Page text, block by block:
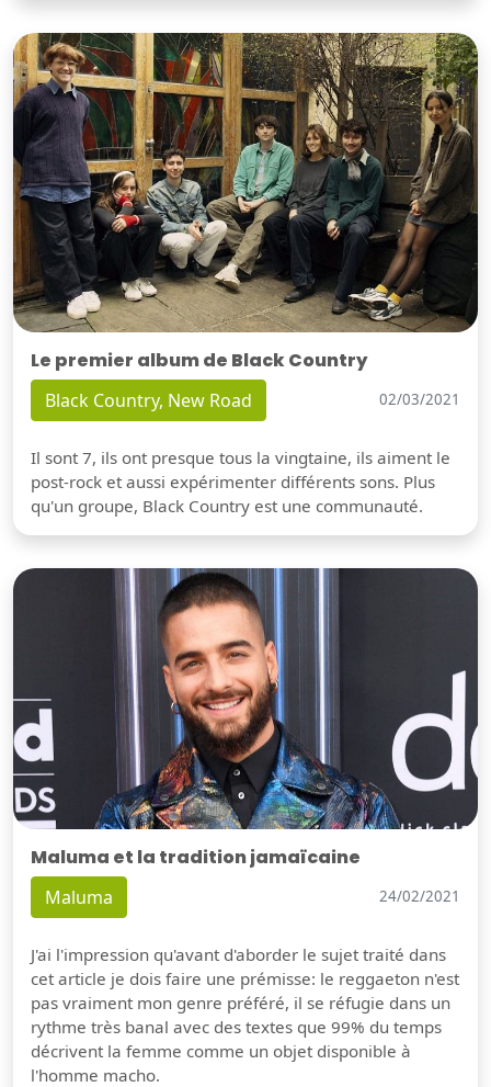
Le premier album de Black Country
Black Country, New Road 02/03/2021
Il sont 7, ils ont presque tous la vingtaine, ils aiment le
post-rock et aussi expérimenter différents sons. Plus
qu'un groupe, Black Country est une communauté.
Maluma et la tradition jamaïcaine
Maluma 24/02/2021
J'ai l'impression qu'avant d'aborder le sujet traité dans
cet article je dois faire une prémisse: le reggaeton n'est
pas vraiment mon genre préféré, il se réfugie dans un
rythme très banal avec des textes que 99% du temps
décrivent la femme comme un objet disponible à
l'homme macho.